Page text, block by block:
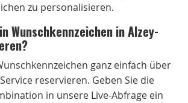
zu personalisieren.
Wunschkennzeichen in Alzey-
ganz einfach über
reservieren. Geben Sie die
in unsere Live-Abfrage ein